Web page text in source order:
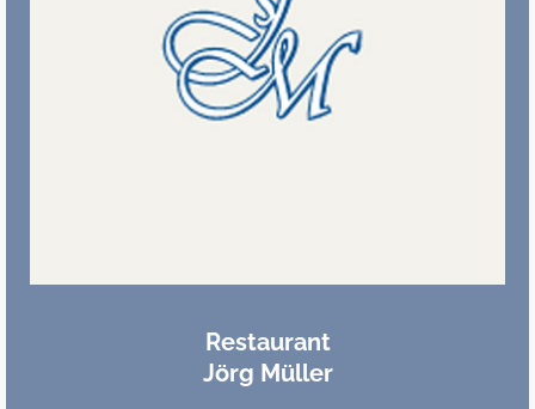
Restaurant
Jörg Müller